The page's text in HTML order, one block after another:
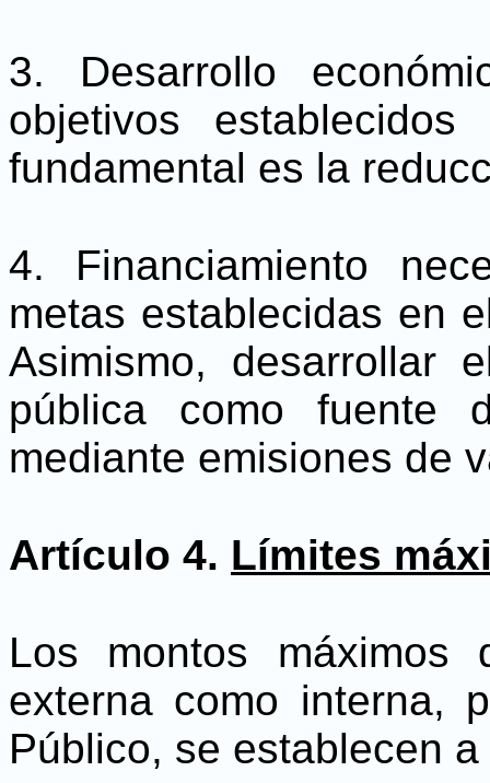
3. Desarrollo
objetivos
fundamental es la
4. Financiamiento
metas establecidas en
Asimismo, desarrollar
pública como fuente
mediante emisiones de
Artículo 4. Límites
Los montos máximos
externa como interna,
Público, se establecen